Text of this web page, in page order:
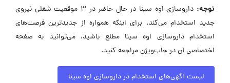
توجه:
داروسازی اوه سینا در حال حاضر در ۳ موقعیت شغلی نیروی
جدید استخدام می‌کند. برای اینکه همواره از جدیدترین فرصت‌های
استخدام داروسازی اوه سینا مطلع باشید، می‌توانید به صفحه
اختصاصی آن در جاب‌ویژن مراجعه کنید.
لیست آگهی‌های استخدام در داروسازی اوه سینا